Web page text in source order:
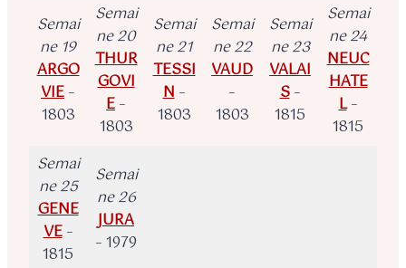
Semai
ne 19
ARGO
VIE–
1803
Semai
ne 20
THUR
GOVI
E–
1803
Semai
ne 21
TESSI
N–
1803
Semai
ne 22
VAUD
–
1803
Semai
ne 23
VALAI
S–
1815
Semai
ne 24
NEUC
HATE
L–
1815
Semai
ne 25
GENE
VE–
1815
Semai
ne 26
JURA
– 1979